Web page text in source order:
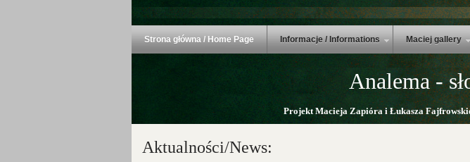
Strona główna / Home Page Informacje / Informations Maciej gallery
Analema -
Projekt Macieja Zapióra i Łukasza
Aktualności/News: